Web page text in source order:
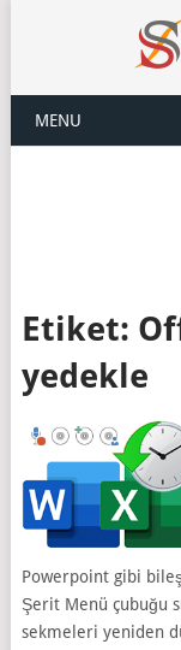
MENU
Etiket:
yedekle
Powerpoint gibi
Şerit Menü çubuğu
sekmeleri yeniden